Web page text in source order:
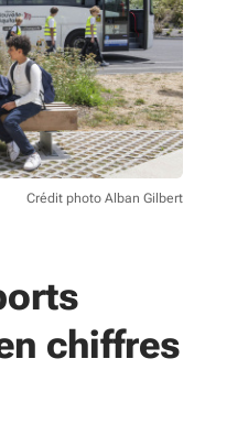
Crédit photo Alban Gilbert
chiffres